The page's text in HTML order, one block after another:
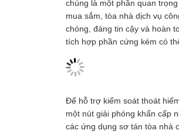
chúng là một phần quan
mua sắm, tòa nhà dịch vụ
chóng, đáng tin cậy và hoàn
tích hợp phần cứng kém có
Để hỗ trợ kiểm soát thoát
một nút giải phóng khẩn cấp
các ứng dụng sơ tán tòa nhà